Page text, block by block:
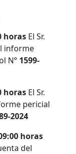
horas El Sr.
informe
N° 1599-
horas El Sr.
pericial
2024
horas
del